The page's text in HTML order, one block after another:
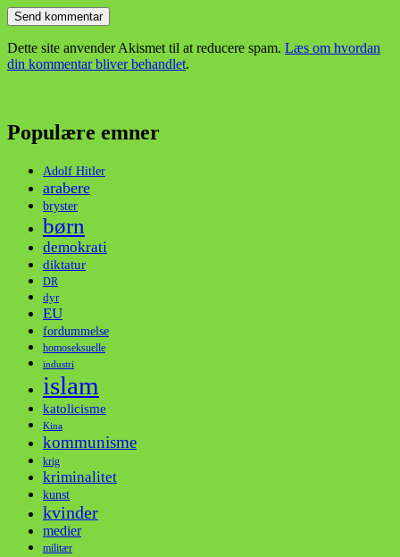
Dette site anvender Akismet til at reducere spam. Læs om hvordan
din kommentar bliver behandlet.
Populære emner
Adolf Hitler
arabere
bryster
børn
demokrati
diktatur
DR
dyr
EU
fordummelse
homoseksuelle
industri
islam
katolicisme
Kina
kommunisme
krig
kriminalitet
kunst
kvinder
medier
militær